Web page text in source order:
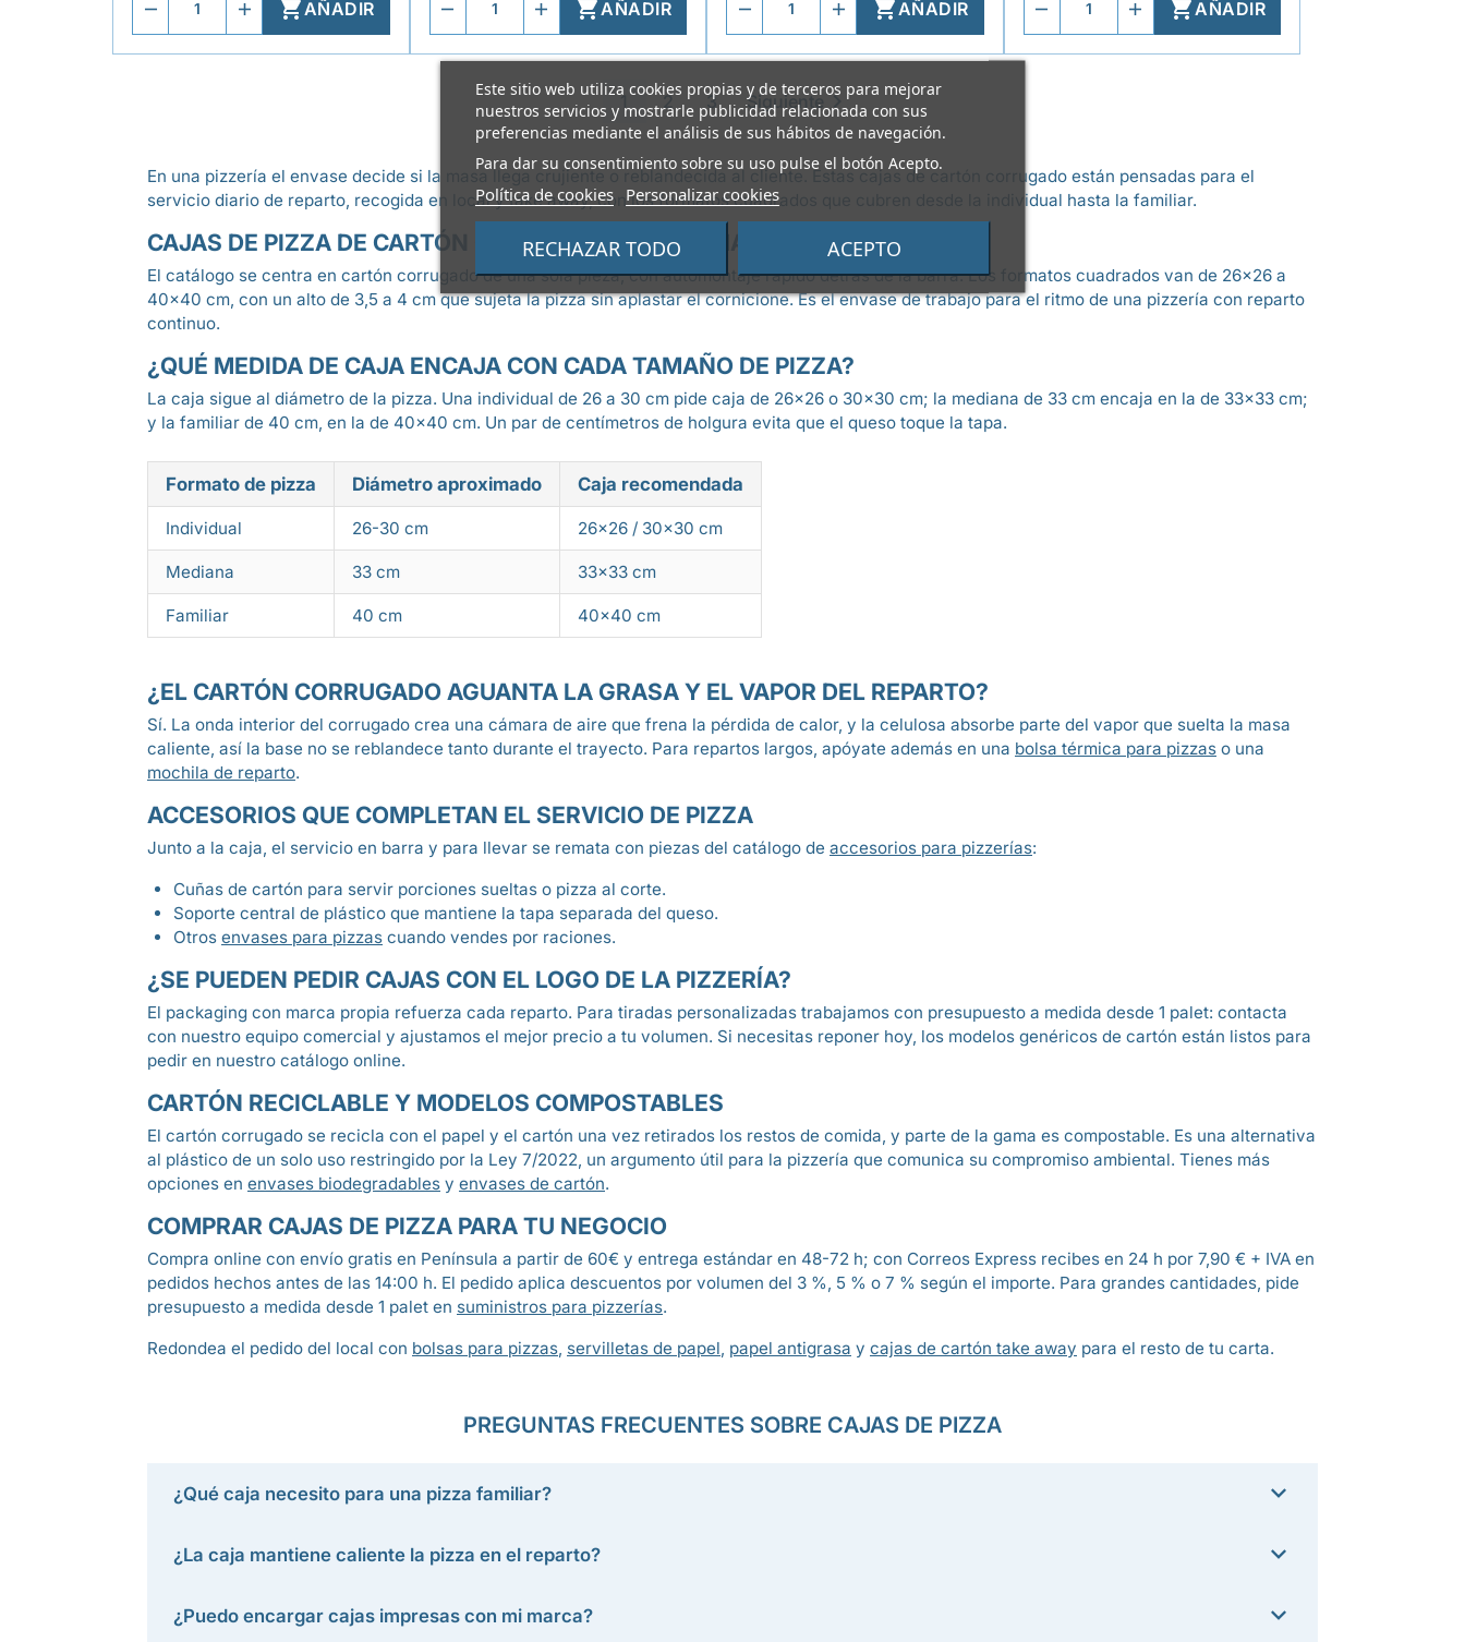
Este sitio web utiliza cookies propias y de terceros para mejorar
nuestros servicios y mostrarle publicidad relacionada con sus
preferencias mediante el análisis de sus hábitos de navegación.
Para dar su consentimiento sobre su uso pulse el botón Acepto.
Política de cookies Personalizar cookies
RECHAZAR TODO ACEPTO
AÑADIR AÑADIR AÑADIR AÑADIR
1 2 3 Siguiente
En una pizzería el envase decide si la masa llega crujiente o reblandecida al cliente. Estas cajas de cartón corrugado están pensadas para el
servicio diario de reparto, recogida en local y take away, con los formatos cuadrados que cubren desde la individual hasta la familiar.
CAJAS DE PIZZA DE CARTÓN CORRUGADO EN FORMATO CUADRADO
El catálogo se centra en cartón corrugado de una sola pieza, con automontaje rápido detrás de la barra. Los formatos cuadrados van de 26×26 a
40×40 cm, con un alto de 3,5 a 4 cm que sujeta la pizza sin aplastar el cornicione. Es el envase de trabajo para el ritmo de una pizzería con reparto
continuo.
¿QUÉ MEDIDA DE CAJA ENCAJA CON CADA TAMAÑO DE PIZZA?
La caja sigue al diámetro de la pizza. Una individual de 26 a 30 cm pide caja de 26×26 o 30×30 cm; la mediana de 33 cm encaja en la de 33×33 cm;
y la familiar de 40 cm, en la de 40×40 cm. Un par de centímetros de holgura evita que el queso toque la tapa.
Formato de pizza Diámetro aproximado Caja recomendada
Individual 26-30 cm 26×26 / 30×30 cm
Mediana 33 cm 33×33 cm
Familiar 40 cm 40×40 cm
¿EL CARTÓN CORRUGADO AGUANTA LA GRASA Y EL VAPOR DEL REPARTO?
Sí. La onda interior del corrugado crea una cámara de aire que frena la pérdida de calor, y la celulosa absorbe parte del vapor que suelta la masa
caliente, así la base no se reblandece tanto durante el trayecto. Para repartos largos, apóyate además en una bolsa térmica para pizzas o una
mochila de reparto.
ACCESORIOS QUE COMPLETAN EL SERVICIO DE PIZZA
Junto a la caja, el servicio en barra y para llevar se remata con piezas del catálogo de accesorios para pizzerías:
Cuñas de cartón para servir porciones sueltas o pizza al corte.
Soporte central de plástico que mantiene la tapa separada del queso.
Otros envases para pizzas cuando vendes por raciones.
¿SE PUEDEN PEDIR CAJAS CON EL LOGO DE LA PIZZERÍA?
El packaging con marca propia refuerza cada reparto. Para tiradas personalizadas trabajamos con presupuesto a medida desde 1 palet: contacta
con nuestro equipo comercial y ajustamos el mejor precio a tu volumen. Si necesitas reponer hoy, los modelos genéricos de cartón están listos para
pedir en nuestro catálogo online.
CARTÓN RECICLABLE Y MODELOS COMPOSTABLES
El cartón corrugado se recicla con el papel y el cartón una vez retirados los restos de comida, y parte de la gama es compostable. Es una alternativa
al plástico de un solo uso restringido por la Ley 7/2022, un argumento útil para la pizzería que comunica su compromiso ambiental. Tienes más
opciones en envases biodegradables y envases de cartón.
COMPRAR CAJAS DE PIZZA PARA TU NEGOCIO
Compra online con envío gratis en Península a partir de 60€ y entrega estándar en 48-72 h; con Correos Express recibes en 24 h por 7,90 € + IVA en
pedidos hechos antes de las 14:00 h. El pedido aplica descuentos por volumen del 3 %, 5 % o 7 % según el importe. Para grandes cantidades, pide
presupuesto a medida desde 1 palet en suministros para pizzerías.
Redondea el pedido del local con bolsas para pizzas, servilletas de papel, papel antigrasa y cajas de cartón take away para el resto de tu carta.
PREGUNTAS FRECUENTES SOBRE CAJAS DE PIZZA
¿Qué caja necesito para una pizza familiar?
¿La caja mantiene caliente la pizza en el reparto?
¿Puedo encargar cajas impresas con mi marca?